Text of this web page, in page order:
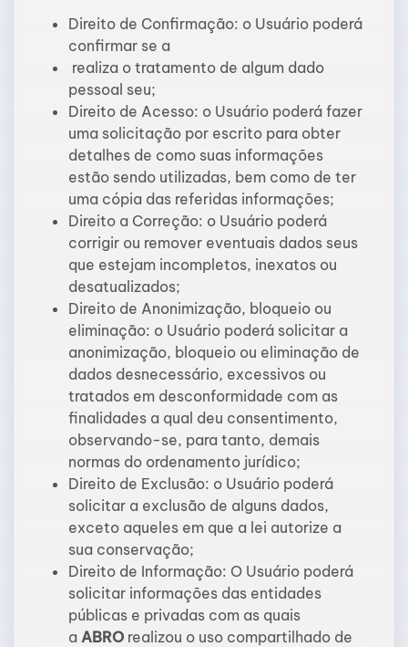
Direito de Confirmação: o Usuário poderá
confirmar se a
realiza o tratamento de algum dado
pessoal seu;
Direito de Acesso: o Usuário poderá fazer
uma solicitação por escrito para obter
detalhes de como suas informações
estão sendo utilizadas, bem como de ter
uma cópia das referidas informações;
Direito a Correção: o Usuário poderá
corrigir ou remover eventuais dados seus
que estejam incompletos, inexatos ou
desatualizados;
Direito de Anonimização, bloqueio ou
eliminação: o Usuário poderá solicitar a
anonimização, bloqueio ou eliminação de
dados desnecessário, excessivos ou
tratados em desconformidade com as
finalidades a qual deu consentimento,
observando-se, para tanto, demais
normas do ordenamento jurídico;
Direito de Exclusão: o Usuário poderá
solicitar a exclusão de alguns dados,
exceto aqueles em que a lei autorize a
sua conservação;
Direito de Informação: O Usuário poderá
solicitar informações das entidades
públicas e privadas com as quais
a ABRO realizou o uso compartilhado de